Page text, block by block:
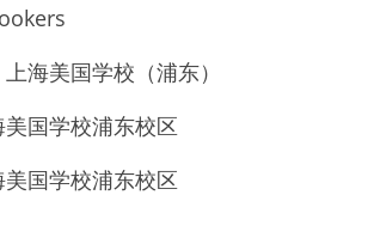
海美国学校（浦东）
国学校浦东校区
国学校浦东校区